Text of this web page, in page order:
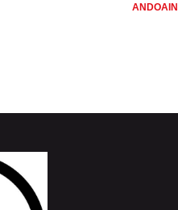
ANDOAIN